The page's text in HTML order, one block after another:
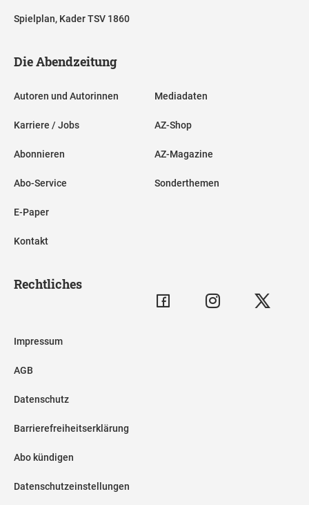
Spielplan, Kader TSV 1860
Die Abendzeitung
Autoren und Autorinnen
Karriere / Jobs
Abonnieren
Abo-Service
E-Paper
Kontakt
Mediadaten
AZ-Shop
AZ-Magazine
Sonderthemen
Rechtliches
Impressum
AGB
Datenschutz
Barrierefreiheitserklärung
Abo kündigen
Datenschutzeinstellungen